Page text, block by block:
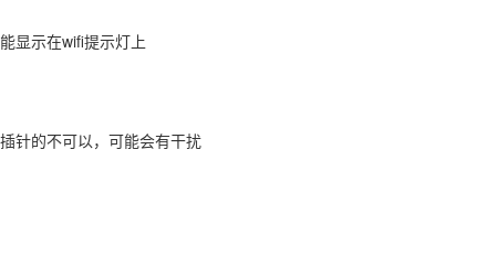
显示在wifi提示灯上
针的不可以，可能会有干扰